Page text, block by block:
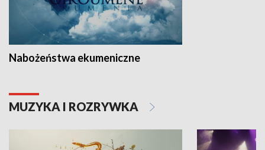
Nabożeństwa ekumeniczne
MUZYKA I ROZRYWKA